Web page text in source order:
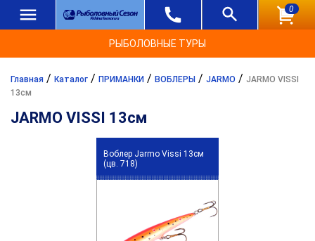
0
РЫБОЛОВНЫЕ ТУРЫ
Главная / Каталог / ПРИМАНКИ / ВОБЛЕРЫ / JARMO / JARMO VISSI
13см
JARMO VISSI 13см
Воблер Jarmo Vissi 13см
(цв. 718)